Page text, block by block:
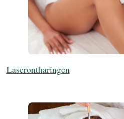
Laserontharingen